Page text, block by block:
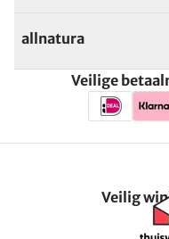
allnatura
Veilige
Veilig